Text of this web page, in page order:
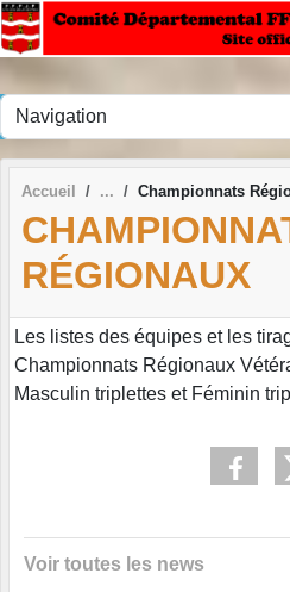
Accueil Championnats
RÉGIONAUX
Les listes des équipes et les
Championnats Régionaux
Masculin triplettes et Féminin
Voir toutes les news
Panneau de gestion des cookies